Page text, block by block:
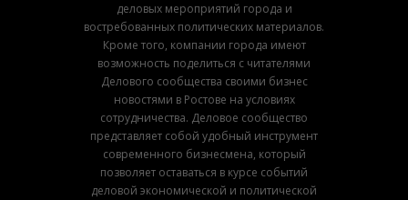
деловых мероприятий города и
востребованных политических материалов.
Кроме того, компании города имеют
возможность поделиться с читателями
Делового сообщества своими бизнес
новостями в Ростове на условиях
сотрудничества. Деловое сообщество
представляет собой удобный инструмент
современного бизнесмена, который
позволяет оставаться в курсе событий
деловой экономической и политической